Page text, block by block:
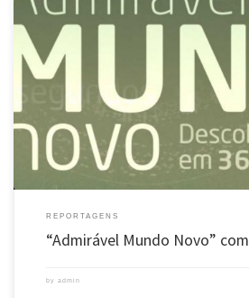
A história da poderosa técnica de edição genética, que foi
Nobel da Química e que pode ser num futuro próximo a
incuráveis, começou há mais de 3 mil milhões de anos
bactérias e os bacteriófagos, […]
REPORTAGENS
“Admirável Mundo Novo”
by admin